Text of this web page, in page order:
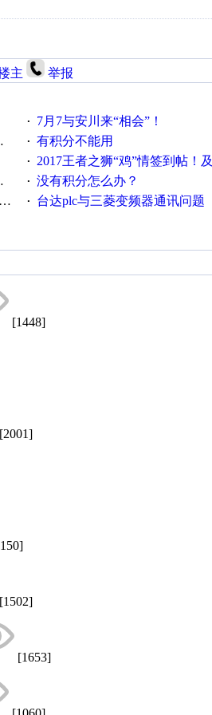
主 举报
· 7月7与安川来“相会”！
· 有积分不能用
· 2017王者之狮“鸡”情签到帖！及时更新在线研讨会预告
· 没有积分怎么办？
· 台达plc与三菱变频器通讯问题
[1448]
[2001]
[1502]
[1653]